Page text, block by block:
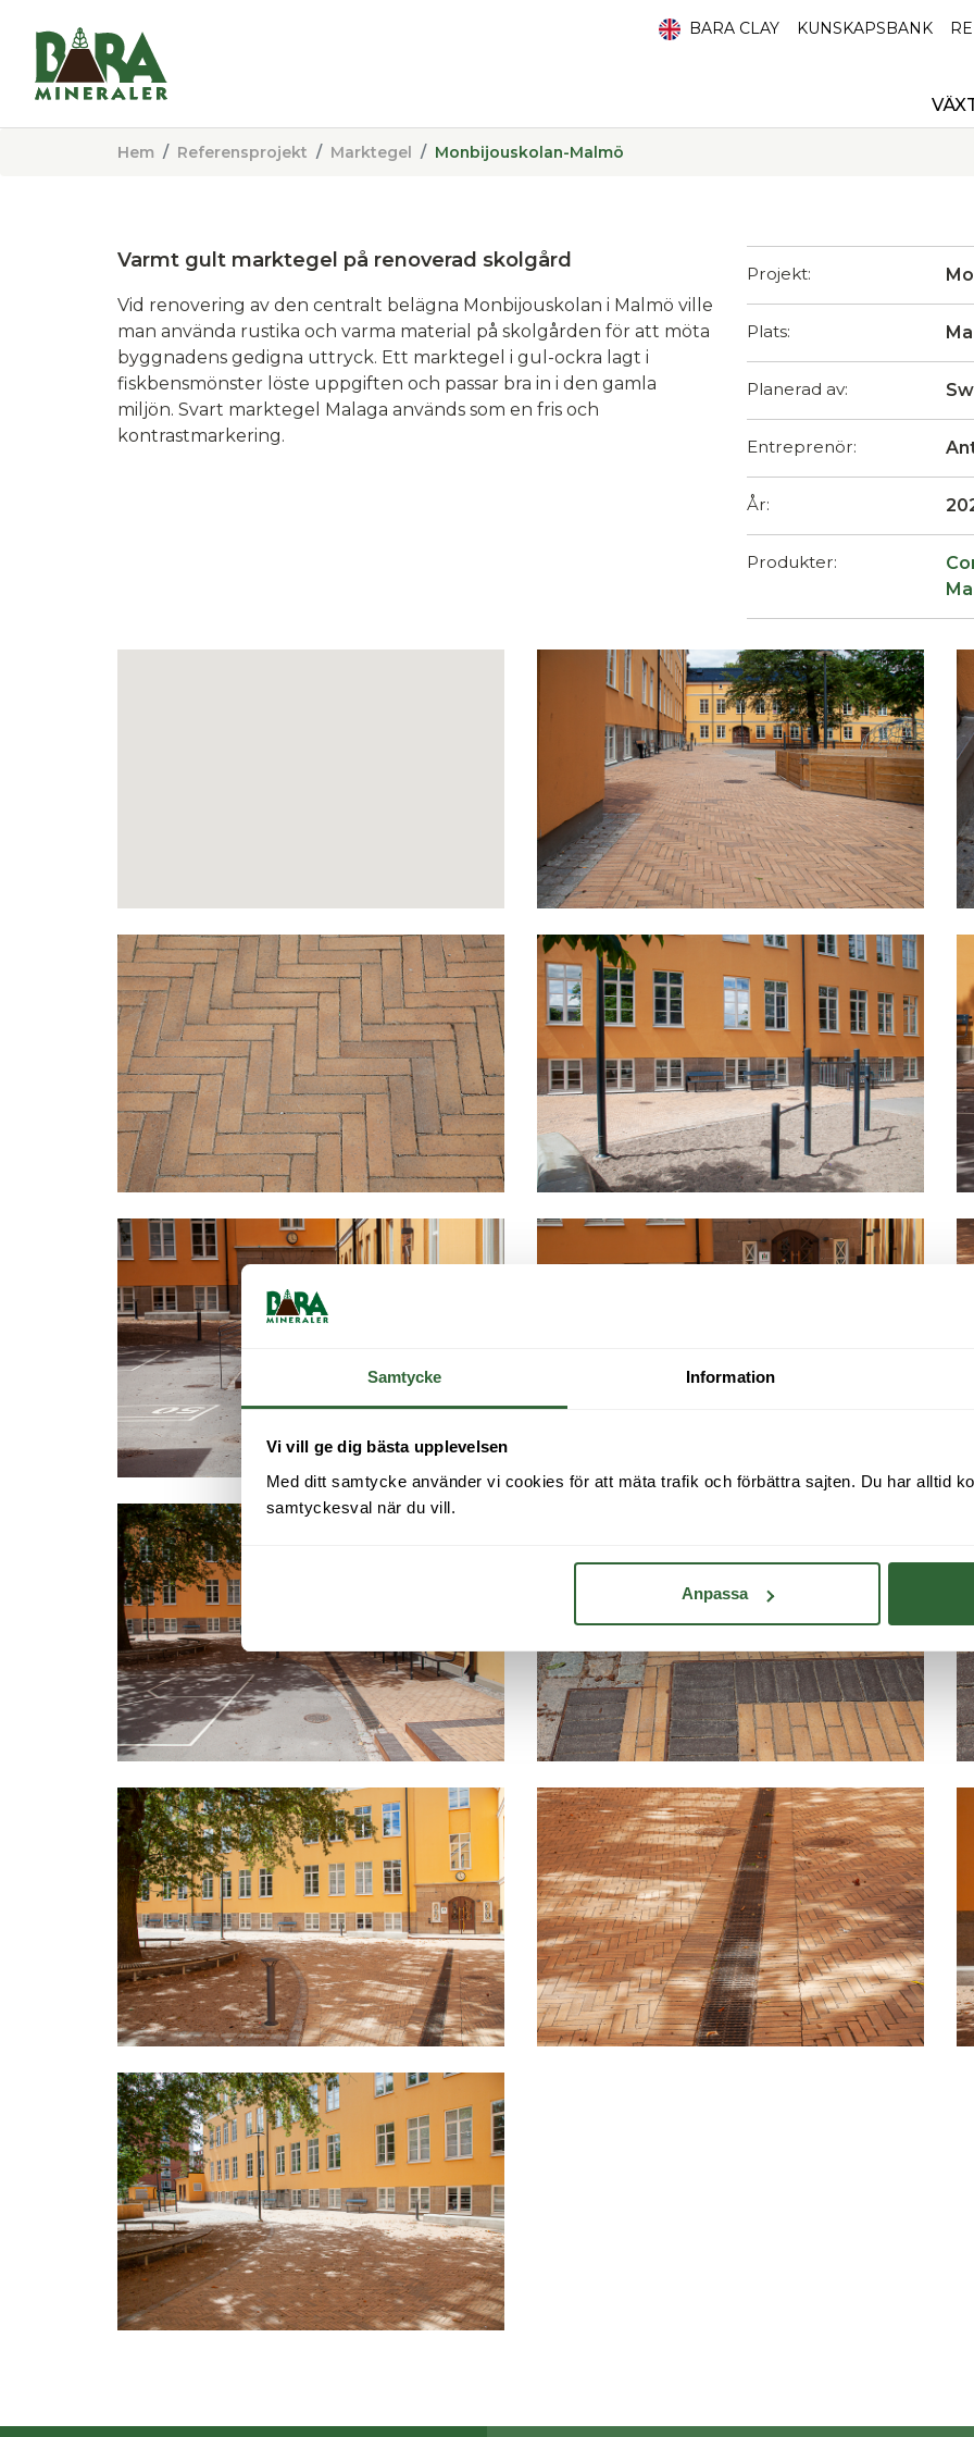
Samtycke Information
Vi vill ge dig bästa upplevelsen
Med ditt samtycke använder vi cookies för att mäta trafik och förbättra sajten. Du har alltid
samtyckesval när du vill.
Anpassa
BARA CLAY KUNSKAPSBANK
Hem Referensprojekt Marktegel Monbijouskolan-Malmö
Varmt gult marktegel på renoverad skolgård
Vid renovering av den centralt belägna Monbijouskolan i Malmö ville
man använda rustika och varma material på skolgården för att möta
byggnadens gedigna uttryck. Ett marktegel i gul-ockra lagt i
fiskbensmönster löste uppgiften och passar bra in i den gamla
miljön. Svart marktegel Malaga används som en fris och
kontrastmarkering.
Projekt:
Plats:
Planerad av:
Entreprenör:
År:
Produkter: